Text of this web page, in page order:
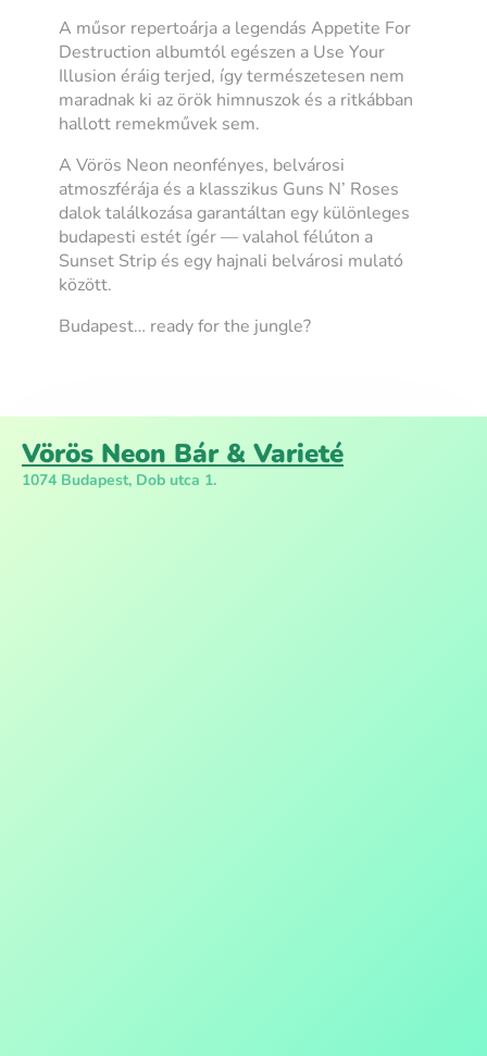
A műsor repertoárja a legendás Appetite For
Destruction albumtól egészen a Use Your
Illusion éráig terjed, így természetesen nem
maradnak ki az örök himnuszok és a ritkábban
hallott remekművek sem.
A Vörös Neon neonfényes, belvárosi
atmoszférája és a klasszikus Guns N’ Roses
dalok találkozása garantáltan egy különleges
budapesti estét ígér — valahol félúton a
Sunset Strip és egy hajnali belvárosi mulató
között.
Budapest… ready for the jungle?
Vörös Neon Bár & Varieté
1074 Budapest, Dob utca 1.